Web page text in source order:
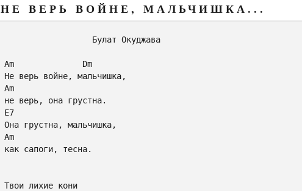
НЕ ВЕРЬ ВОЙНЕ, МАЛЬЧИШКА...
Am
Dm
Am
E7
Am
как сапоги, тесна.
Твои лихие кони